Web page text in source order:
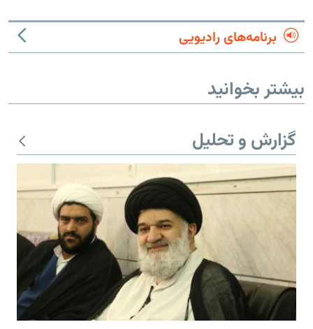
برنامه‌های رادیویی
بیشتر بخوانید
گزارش و تحلیل